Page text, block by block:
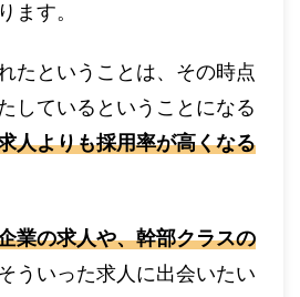
ます。
たということは、その時点
しているということになる
人よりも採用率が高くなる
業の求人や、幹部クラスの
ういった求人に出会いたい